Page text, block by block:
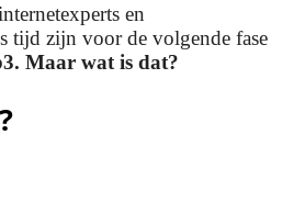
en
tijd zijn voor de volgende fase
Maar wat is dat?